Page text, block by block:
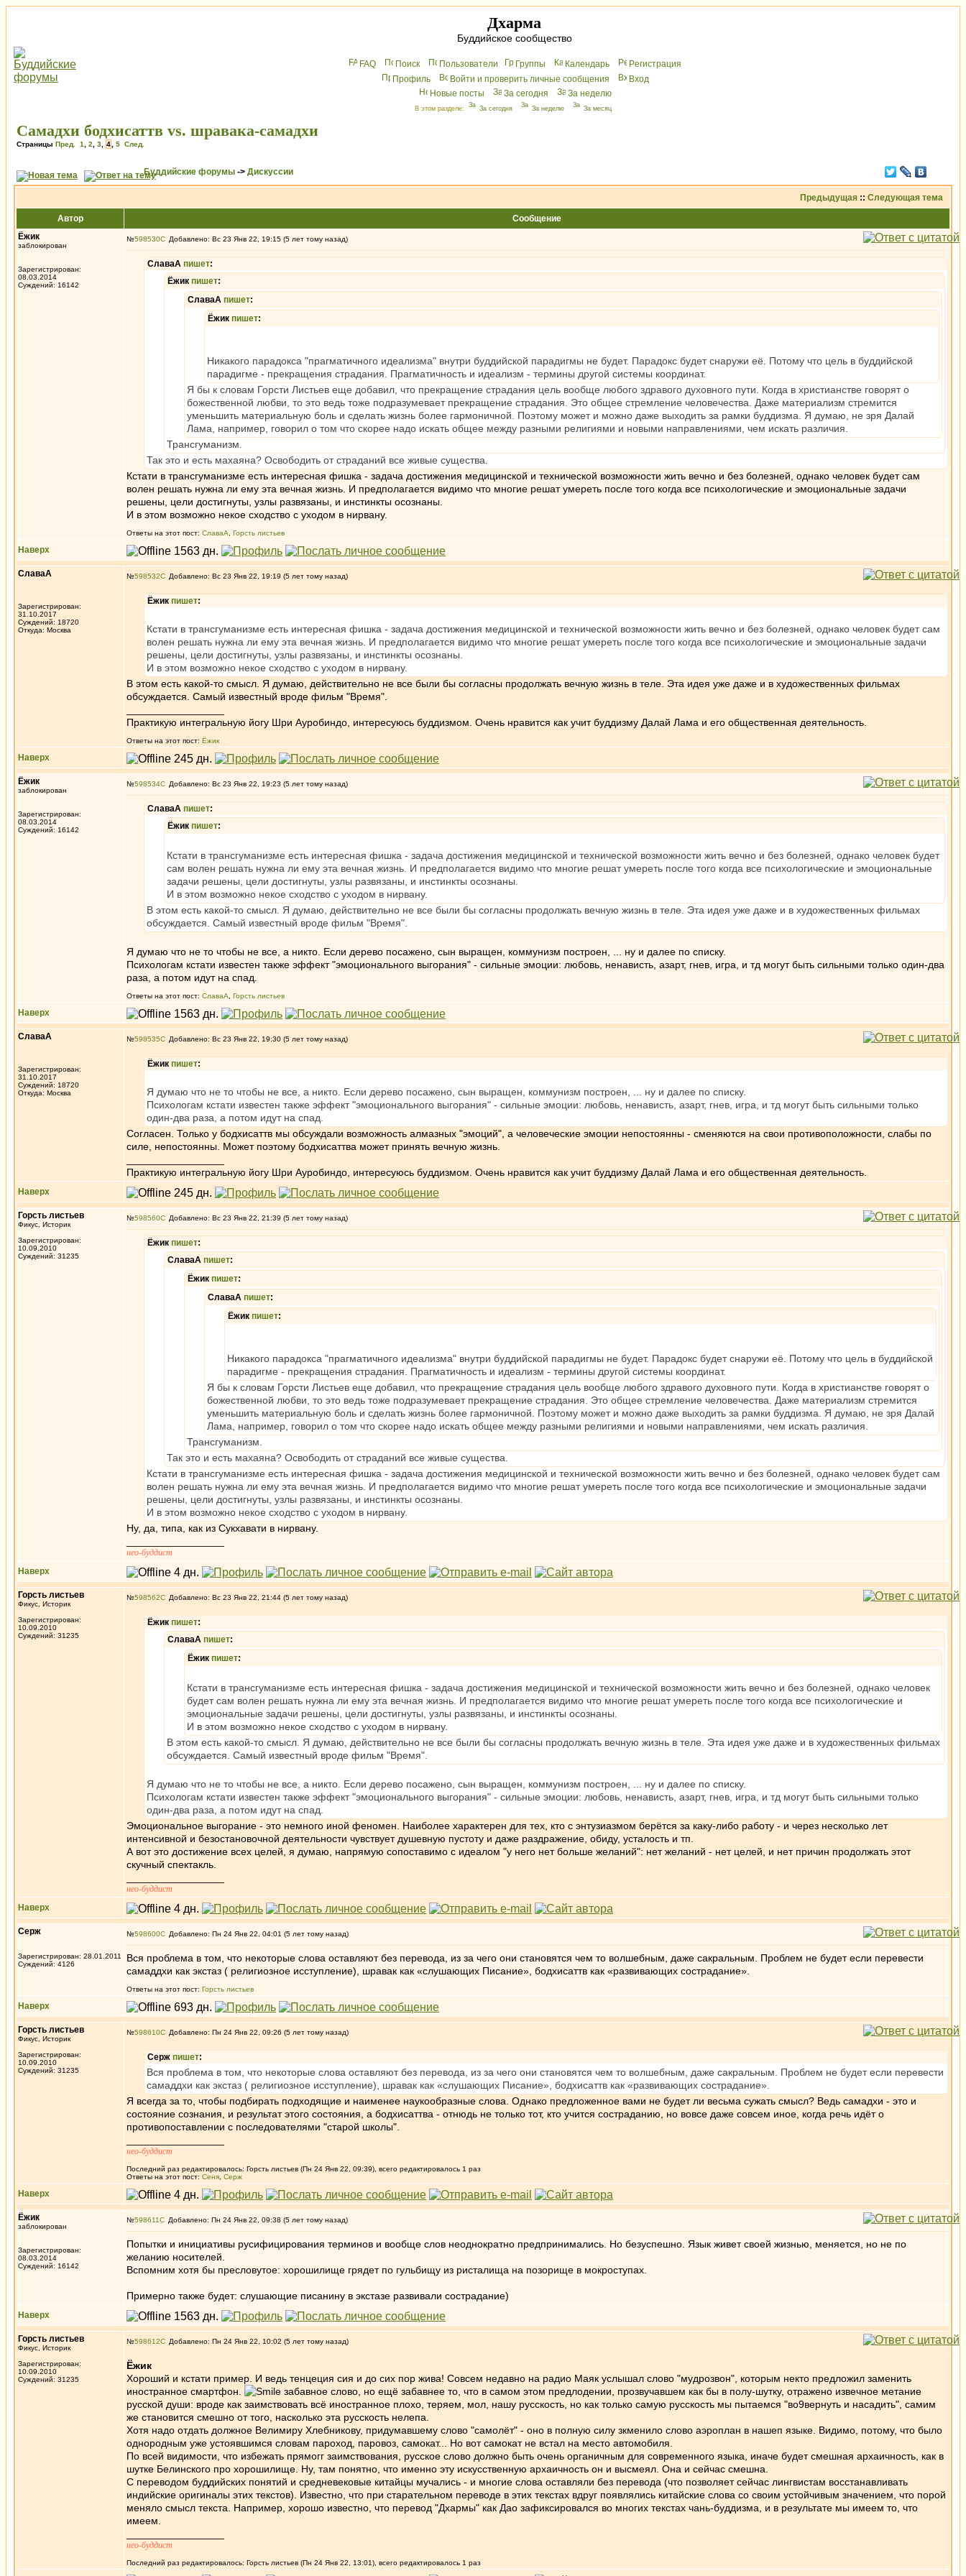
Дхарма
Буддийское сообщество
FAQ Поиск Пользователи Группы Календарь
Peгиcтрaция
Профиль
Войти и проверить личные сообщения
Вхoд
Новые посты
За сегодня За неделю
В этом разделе: За сегодня За неделю За месяц
Самадхи бодхисаттв vs. шравака-самадхи
Страницы Пред. 1 2 3 4 5 След.
Буддийские форумы -> Дискуссии
Предыдущая :: Следующая тема
Автор
Сообщение
Ёжик
заблокирован
Зарегистрирован:
08.03.2014
Суждений: 16142
№598530 Добавлено: Вс 23 Янв 22, 19:15 (5 лет тому назад)
СлаваА пишет:
Ёжик пишет:
СлаваА пишет:
Ёжик пишет:
Никакого парадокса "прагматичного идеализма" внутри буддийской парадигмы не будет. Парадокс будет снаружи её. Потому что цель в буддийской
парадигме - прекращения страдания. Прагматичность и идеализм - термины другой системы координат.
Я бы к словам Горсти Листьев еще добавил, что прекращение страдания цель вообще любого здравого духовного пути. Когда в христианстве говорят о
божественной любви, то это ведь тоже подразумевает прекращение страдания. Это общее стремление человечества. Даже материализм стремится
уменьшить материальную боль и сделать жизнь более гармоничной. Поэтому может и можно даже выходить за рамки буддизма. Я думаю, не зря Далай
Лама, например, говорил о том что скорее надо искать общее между разными религиями и новыми направлениями, чем искать различия.
Трансгуманизм.
Так это и есть махаяна? Освободить от страданий все живые существа.
Кстати в трансгуманизме есть интересная фишка - задача достижения медицинской и технической возможности жить вечно и без болезней, однако человек будет сам
волен решать нужна ли ему эта вечная жизнь. И предполагается видимо что многие решат умереть после того когда все психологические и эмоциональные задачи
решены, цели достигнуты, узлы развязаны, и инстинкты осознаны.
И в этом возможно некое сходство с уходом в нирвану.
Ответы на этот пост: СлаваА Горсть листьев
Наверх
СлаваА
Зарегистрирован:
31.10.2017
Суждений: 18720
Откуда: Москва
№598532 Добавлено: Вс 23 Янв 22, 19:19 (5 лет тому назад)
Ёжик пишет:
Кстати в трансгуманизме есть интересная фишка - задача достижения медицинской и технической возможности жить вечно и без болезней, однако человек будет сам
волен решать нужна ли ему эта вечная жизнь. И предполагается видимо что многие решат умереть после того когда все психологические и эмоциональные задачи
решены, цели достигнуты, узлы развязаны, и инстинкты осознаны.
И в этом возможно некое сходство с уходом в нирвану.
В этом есть какой-то смысл. Я думаю, действительно не все были бы согласны продолжать вечную жизнь в теле. Эта идея уже даже и в художественных фильмах
обсуждается. Самый известный вроде фильм "Время".
Практикую интегральную йогу Шри Ауробиндо, интересуюсь буддизмом. Очень нравится как учит буддизму Далай Лама и его общественная деятельность.
Ответы на этот пост: Ёжик
Наверх
Ёжик
заблокирован
Зарегистрирован:
08.03.2014
Суждений: 16142
№598534 Добавлено: Вс 23 Янв 22, 19:23 (5 лет тому назад)
СлаваА пишет:
Ёжик пишет:
Кстати в трансгуманизме есть интересная фишка - задача достижения медицинской и технической возможности жить вечно и без болезней, однако человек будет
сам волен решать нужна ли ему эта вечная жизнь. И предполагается видимо что многие решат умереть после того когда все психологические и эмоциональные
задачи решены, цели достигнуты, узлы развязаны, и инстинкты осознаны.
И в этом возможно некое сходство с уходом в нирвану.
В этом есть какой-то смысл. Я думаю, действительно не все были бы согласны продолжать вечную жизнь в теле. Эта идея уже даже и в художественных фильмах
обсуждается. Самый известный вроде фильм "Время".
Я думаю что не то чтобы не все, а никто. Если дерево посажено, сын выращен, коммунизм построен, ... ну и далее по списку.
Психологам кстати известен также эффект "эмоционального выгорания" - сильные эмоции: любовь, ненависть, азарт, гнев, игра, и тд могут быть сильными только один-два
раза, а потом идут на спад.
Ответы на этот пост: СлаваА Горсть листьев
Наверх
СлаваА
Зарегистрирован:
31.10.2017
Суждений: 18720
Откуда: Москва
№598535 Добавлено: Вс 23 Янв 22, 19:30 (5 лет тому назад)
Ёжик пишет:
Я думаю что не то чтобы не все, а никто. Если дерево посажено, сын выращен, коммунизм построен, ... ну и далее по списку.
Психологам кстати известен также эффект "эмоционального выгорания" - сильные эмоции: любовь, ненависть, азарт, гнев, игра, и тд могут быть сильными только
один-два раза, а потом идут на спад.
Согласен. Только у бодхисаттв мы обсуждали возможность алмазных "эмоций", а человеческие эмоции непостоянны - сменяются на свои противоположности, слабы по
силе, непостоянны. Может поэтому бодхисаттва может принять вечную жизнь.
Практикую интегральную йогу Шри Ауробиндо, интересуюсь буддизмом. Очень нравится как учит буддизму Далай Лама и его общественная деятельность.
Наверх
Горсть листьев
Фикус, Историк
Зарегистрирован:
10.09.2010
Суждений: 31235
№598560 Добавлено: Вс 23 Янв 22, 21:39 (5 лет тому назад)
Ёжик пишет:
СлаваА пишет:
Ёжик пишет:
СлаваА пишет:
Ёжик пишет:
Никакого парадокса "прагматичного идеализма" внутри буддийской парадигмы не будет. Парадокс будет снаружи её. Потому что цель в буддийской
парадигме - прекращения страдания. Прагматичность и идеализм - термины другой системы координат.
Я бы к словам Горсти Листьев еще добавил, что прекращение страдания цель вообще любого здравого духовного пути. Когда в христианстве говорят о
божественной любви, то это ведь тоже подразумевает прекращение страдания. Это общее стремление человечества. Даже материализм стремится
уменьшить материальную боль и сделать жизнь более гармоничной. Поэтому может и можно даже выходить за рамки буддизма. Я думаю, не зря Далай
Лама, например, говорил о том что скорее надо искать общее между разными религиями и новыми направлениями, чем искать различия.
Трансгуманизм.
Так это и есть махаяна? Освободить от страданий все живые существа.
Кстати в трансгуманизме есть интересная фишка - задача достижения медицинской и технической возможности жить вечно и без болезней, однако человек будет сам
волен решать нужна ли ему эта вечная жизнь. И предполагается видимо что многие решат умереть после того когда все психологические и эмоциональные задачи
решены, цели достигнуты, узлы развязаны, и инстинкты осознаны.
И в этом возможно некое сходство с уходом в нирвану.
Ну, да, типа, как из Сукхавати в нирвану.
нео-буддист
Наверх
Горсть листьев
Фикус, Историк
Зарегистрирован:
10.09.2010
Суждений: 31235
№598562 Добавлено: Вс 23 Янв 22, 21:44 (5 лет тому назад)
Ёжик пишет:
СлаваА пишет:
Ёжик пишет:
Кстати в трансгуманизме есть интересная фишка - задача достижения медицинской и технической возможности жить вечно и без болезней, однако человек
будет сам волен решать нужна ли ему эта вечная жизнь. И предполагается видимо что многие решат умереть после того когда все психологические и
эмоциональные задачи решены, цели достигнуты, узлы развязаны, и инстинкты осознаны.
И в этом возможно некое сходство с уходом в нирвану.
В этом есть какой-то смысл. Я думаю, действительно не все были бы согласны продолжать вечную жизнь в теле. Эта идея уже даже и в художественных фильмах
обсуждается. Самый известный вроде фильм "Время".
Я думаю что не то чтобы не все, а никто. Если дерево посажено, сын выращен, коммунизм построен, ... ну и далее по списку.
Психологам кстати известен также эффект "эмоционального выгорания" - сильные эмоции: любовь, ненависть, азарт, гнев, игра, и тд могут быть сильными только
один-два раза, а потом идут на спад.
Эмоциональное выгорание - это немного иной феномен. Наиболее характерен для тех, кто с энтузиазмом берётся за каку-либо работу - и через несколько лет
интенсивной и безостановочной деятельности чувствует душевную пустоту и даже раздражение, обиду, усталость и тп.
А вот это достижение всех целей, я думаю, напрямую сопоставимо с идеалом "у него нет больше желаний": нет желаний - нет целей, и нет причин продолжать этот
скучный спектакль.
нео-буддист
Наверх
Серж
Зарегистрирован: 28.01.2011
Суждений: 4126
№598600 Добавлено: Пн 24 Янв 22, 04:01 (5 лет тому назад)
Вся проблема в том, что некоторые слова оставляют без перевода, из за чего они становятся чем то волшебным, даже сакральным. Проблем не будет если перевести
самаддхи как экстаз ( религиозное исступление), шравак как «слушающих Писание», бодхисаттв как «развивающих сострадание».
Ответы на этот пост: Горсть листьев
Наверх
Горсть листьев
Фикус, Историк
Зарегистрирован:
10.09.2010
Суждений: 31235
№598610 Добавлено: Пн 24 Янв 22, 09:26 (5 лет тому назад)
Серж пишет:
Вся проблема в том, что некоторые слова оставляют без перевода, из за чего они становятся чем то волшебным, даже сакральным. Проблем не будет если перевести
самаддхи как экстаз ( религиозное исступление), шравак как «слушающих Писание», бодхисаттв как «развивающих сострадание».
Я всегда за то, чтобы подбирать подходящие и наименее наукообразные слова. Однако предложенное вами не будет ли весьма сужать смысл? Ведь самадхи - это и
состояние сознания, и результат этого состояния, а бодхисаттва - отнюдь не только тот, кто учится состраданию, но вовсе даже совсем иное, когда речь идёт о
противопоставлении с последователями "старой школы".
нео-буддист
Последний раз редактировалось: Горсть листьев (Пн 24 Янв 22, 09:39), всего редактировалось 1 раз
Ответы на этот пост: Сеня Серж
Наверх
Ёжик
заблокирован
Зарегистрирован:
08.03.2014
Суждений: 16142
№598611 Добавлено: Пн 24 Янв 22, 09:38 (5 лет тому назад)
Попытки и инициативы русифицирования терминов и вообще слов неоднократно предпринимались. Но безуспешно. Язык живет своей жизнью, меняется, но не по
желанию носителей.
Вспомним хотя бы пресловутое: хорошилище грядет по гульбищу из ристалища на позорище в мокроступах.
Примерно также будет: слушающие писанину в экстазе развивали сострадание)
Наверх
Горсть листьев
Фикус, Историк
Зарегистрирован:
10.09.2010
Суждений: 31235
№598612 Добавлено: Пн 24 Янв 22, 10:02 (5 лет тому назад)
Ёжик
Хороший и кстати пример. И ведь тенцеция сия и до сих пор жива! Совсем недавно на радио Маяк услышал слово "мудрозвон", которым некто предложил заменить
иностранное смартфон.
забавное слово, но ещё забавнее то, что в самом этом предлодении, прозвучавшем как бы в полу-шутку, отражено извечное метание
русской души: вроде как заимствовать всё иностранное плохо, теряем, мол, нашу русскость, но как только самую русскость мы пытаемся "во9вернуть и насадить", самим
же становится смешно от того, насколько эта русскость нелепа.
Хотя надо отдать должное Велимиру Хлебникову, придумавшему слово "самолёт" - оно в полную силу зкменило слово аэроплан в нашеп языке. Видимо, потому, что было
однородным уже устоявшимся словам пароход, паровоз, самокат... Но вот самокат не встал на место автомобиля.
По всей видимости, что избежать прямогг заимствования, русское слово должно быть очень органичным для современного языка, иначе будет смешная архаичность, как в
шутке Белинского про хорошилище. Ну, там понятно, что именно эту искусственную архаичность он и высмеял. Она и сейчас смешна.
С переводом буддийских понятий и средневековые китайцы мучались - и многие слова оставляли без перевода (что позволяет сейчас лингвистам восстанавливать
индийские оригиналы этих текстов). Известно, что при старательном переводе в этих текстах вдруг появлялись китайские слова со своим устойчивым значением, что порой
меняло смысл текста. Например, хорошо известно, что перевод "Дхармы" как Дао зафиксировался во многих текстах чань-буддизма, и в результате мы имеем то, что
имеем.
нео-буддист
Последний раз редактировалось: Горсть листьев (Пн 24 Янв 22, 13:01), всего редактировалось 1 раз